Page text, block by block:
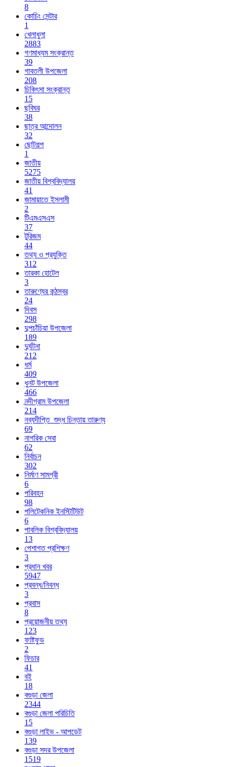
8
কোচিং সেন্টার
1
খেলাধুলা
2883
গণমাধ্যম সংক্রান্ত
39
গাবতলী উপজেলা
208
চিকিৎসা সংক্রান্ত
15
ছবিঘর
38
ছাত্র আন্দোলন
32
ছোটগল্প
1
জাতীয়
5275
জাতীয় বিশ্ববিদ্যালয়
41
জামায়াতে ইসলামী
2
টিএমএসএস
37
টুরিজম
44
তথ্য ও প্রযুক্তি
312
তারকা হোটেল
3
তারুণ্যের কন্ঠস্বর
24
দিবস
298
দুপচাঁচিয়া উপজেলা
189
দুর্ঘটনা
212
ধর্ম
409
ধুনট উপজেলা
466
নন্দীগ্রাম উপজেলা
214
নব্যদীপ্তি_শুদ্ধ চিন্তায় তারুণ্য
69
নাগরিক সেবা
62
নির্বাচন
302
নির্মাণ সামগ্রী
6
পরিবহন
98
পলিটেকনিক ইনস্টিটিউট
6
পাবলিক বিশ্ববিদ্যালয়
13
পেশাগত প্রশিক্ষণ
3
প্রধান খবর
5947
প্রবন্ধ/নিবন্ধ
3
প্রবাস
8
প্রয়োজনীয় তথ্য
123
ফাষ্টফুড
2
ফিচার
41
বই
18
বগুড়া জেলা
2344
বগুড়া জেলা পরিচিতি
15
বগুড়া লাইভ - আপডেট
139
বগুড়া সদর উপজেলা
1519